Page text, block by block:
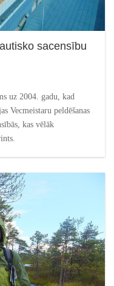
sacensību
uz 2004. gadu, kad
Vecmeistaru peldēšanas
kas vēlāk